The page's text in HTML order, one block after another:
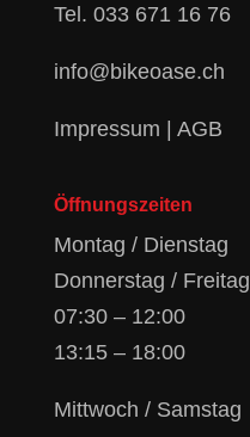
Tel. 033 671 16 76
info@bikeoase.ch
Impressum | AGB
Öffnungszeiten
Montag / Dienstag
Donnerstag / Freitag
07:30 – 12:00
13:15 – 18:00
Mittwoch / Samstag